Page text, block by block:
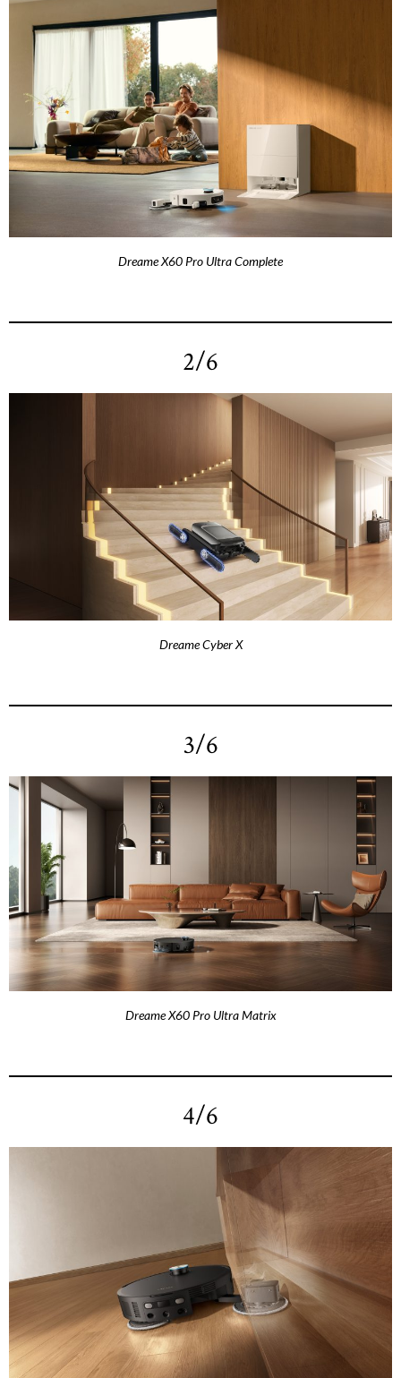
Dreame X60 Pro Ultra Complete
2/6
Dreame Cyber X
3/6
Dreame X60 Pro Ultra Matrix
4/6